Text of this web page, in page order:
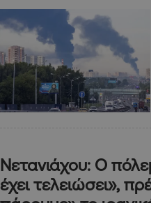
Νετανιάχου: Ο
έχει τελειώσει»,